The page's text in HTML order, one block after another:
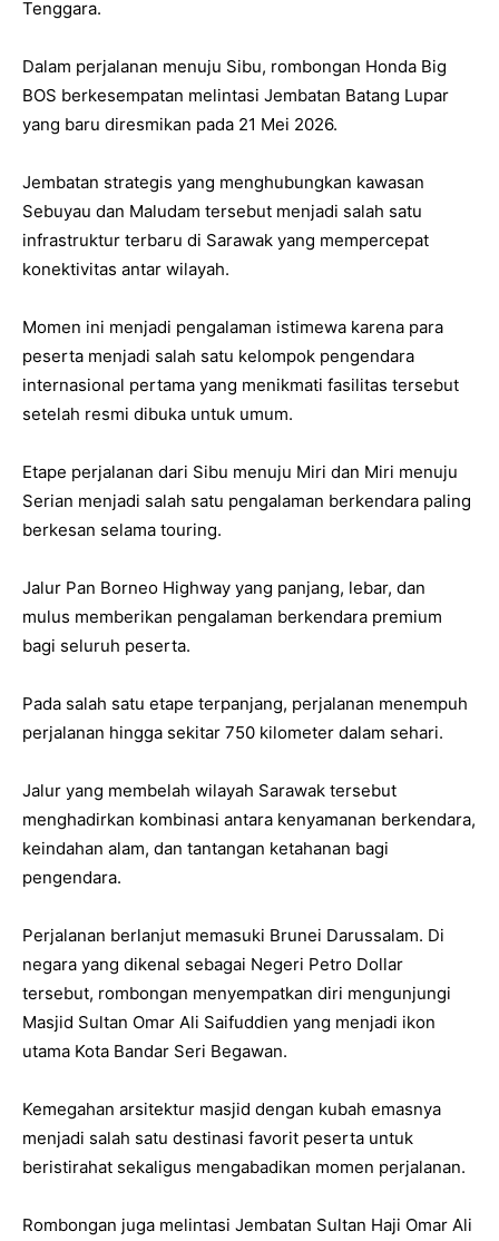
Tenggara.
Dalam perjalanan menuju Sibu, rombongan Honda Big
BOS berkesempatan melintasi Jembatan Batang Lupar
yang baru diresmikan pada 21 Mei 2026.
Jembatan strategis yang menghubungkan kawasan
Sebuyau dan Maludam tersebut menjadi salah satu
infrastruktur terbaru di Sarawak yang mempercepat
konektivitas antar wilayah.
Momen ini menjadi pengalaman istimewa karena para
peserta menjadi salah satu kelompok pengendara
internasional pertama yang menikmati fasilitas tersebut
setelah resmi dibuka untuk umum.
Etape perjalanan dari Sibu menuju Miri dan Miri menuju
Serian menjadi salah satu pengalaman berkendara paling
berkesan selama touring.
Jalur Pan Borneo Highway yang panjang, lebar, dan
mulus memberikan pengalaman berkendara premium
bagi seluruh peserta.
Pada salah satu etape terpanjang, perjalanan menempuh
perjalanan hingga sekitar 750 kilometer dalam sehari.
Jalur yang membelah wilayah Sarawak tersebut
menghadirkan kombinasi antara kenyamanan berkendara,
keindahan alam, dan tantangan ketahanan bagi
pengendara.
Perjalanan berlanjut memasuki Brunei Darussalam. Di
negara yang dikenal sebagai Negeri Petro Dollar
tersebut, rombongan menyempatkan diri mengunjungi
Masjid Sultan Omar Ali Saifuddien yang menjadi ikon
utama Kota Bandar Seri Begawan.
Kemegahan arsitektur masjid dengan kubah emasnya
menjadi salah satu destinasi favorit peserta untuk
beristirahat sekaligus mengabadikan momen perjalanan.
Rombongan juga melintasi Jembatan Sultan Haji Omar Ali